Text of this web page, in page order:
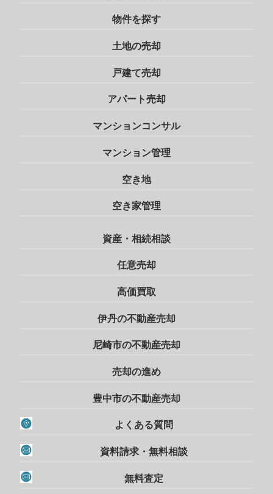
物件を探す
土地の売却
戸建て売却
アパート売却
マンションコンサル
マンション管理
空き地
空き家管理
資産・相続相談
任意売却
高価買取
伊丹の不動産売却
尼崎市の不動産売却
売却の進め
豊中市の不動産売却
よくある質問
資料請求・無料相談
無料査定